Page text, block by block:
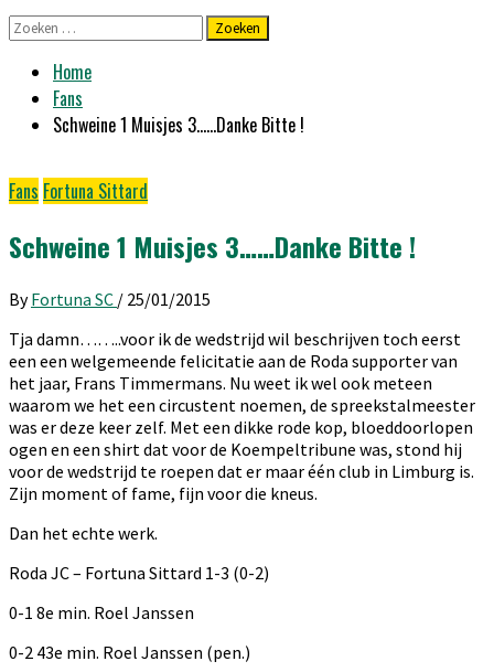
Zoeken
naar:
Home
Fans
Schweine 1 Muisjes 3……Danke Bitte !
Fans Fortuna Sittard
Schweine 1 Muisjes 3……Danke Bitte !
By Fortuna SC / 25/01/2015
Tja damn……..voor ik de wedstrijd wil beschrijven toch eerst
een een welgemeende felicitatie aan de Roda supporter van
het jaar, Frans Timmermans. Nu weet ik wel ook meteen
waarom we het een circustent noemen, de spreekstalmeester
was er deze keer zelf. Met een dikke rode kop, bloeddoorlopen
ogen en een shirt dat voor de Koempeltribune was, stond hij
voor de wedstrijd te roepen dat er maar één club in Limburg is.
Zijn moment of fame, fijn voor die kneus.
Dan het echte werk.
Roda JC – Fortuna Sittard 1-3 (0-2)
0-1 8e min. Roel Janssen
0-2 43e min. Roel Janssen (pen.)